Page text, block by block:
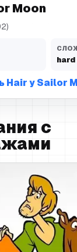
Moon
hard
Hair у Sailor
с